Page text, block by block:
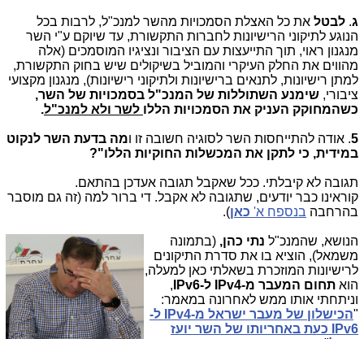
ג. לבטל את כל האצלת הסמכויות מהשר למנכ"ל, לרבות בכל
הנוגע לתיקוני הרישיונות לחברות התקשורת, עד שיוקם ע"י השר
מנגנון ראוי, תוך התייעצות עם הציבור ונציגיו המוסמכים (אלה
מהווים את החלק העיקרי והמוביל בשיקולים שיש בחוק התקשורת,
למתן רישיונות, לתנאים ברישיונות ולתיקוני רישיונות), מנגנון מקצועי
ציבורי, שימנע השתוללות של המנכ"ל בסמכויות של השר,
כשהמחוקק העניק את הסמכויות הללו לשר ולא למנכ"ל.
5. אודה להתייחסות השר לסוגיה חשובה זו ומה בדעת השר לנקוט
במידית, כי לתקן את המכשלות החוקיות הללו"?
תגובה לא קיבלתי. ככל שאקבל תגובה אעדכן בהתאם.
קוראינו כבר יודעים, שתגובה לא אקבל. די ברור למה (זה גם מוסבר
בהרחבה בנספח א' כאן).
הנושא, שהמנכ"ל נתי כהן, (בתמונה
משמאל), הוציא בו את סדרת התיקונים
לרישיונות המוזכרת בשאלתי כאן למעלה,
הוא תחום המעבר מ-IPv4 ל-IPv6
,
וניתחתי אותו ממש לאחרונה במאמר:
"
הכישלון של מעבר ישראל מ-IPv4 ל-
IPv6 כעת באחריותו של השר יועז